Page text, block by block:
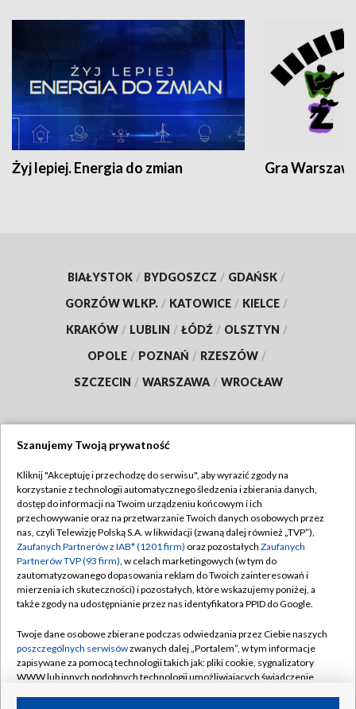
Żyj lepiej. Energia do zmian Gra
BIAŁYSTOK / BYDGOSZCZ / GDAŃSK /
GORZÓW WLKP. / KATOWICE / KIELCE /
KRAKÓW / LUBLIN / ŁÓDŹ / OLSZTYN /
OPOLE / POZNAŃ / RZESZÓW /
SZCZECIN / WARSZAWA / WROCŁAW
TVP
Abonament TVP
Emisja w TVP
Centrum informacji TVP
Naziemna Telewizja Cyfrowa
Rada Programowa
System NOS
Informacje o nadawcy
Regulamin TVP
Polityka prywatności
Moje zgody
Pomoc
Kontakt
Kanały
Szanujemy Twoją prywatność
Kliknij "Akceptuję i przechodzę do serwisu", aby wyrazić zgody na
korzystanie z technologii automatycznego śledzenia i zbierania danych,
dostęp do informacji na Twoim urządzeniu końcowym i ich
przechowywanie oraz na przetwarzanie Twoich danych osobowych przez
nas, czyli Telewizję Polską S.A. w likwidacji (zwaną dalej również „TVP”),
Zaufanych Partnerów z IAB* (1201 firm) oraz pozostałych Zaufanych
Partnerów TVP (93 firm), w celach marketingowych (w tym do
zautomatyzowanego dopasowania reklam do Twoich zainteresowań i
mierzenia ich skuteczności) i pozostałych, które wskazujemy poniżej, a
także zgody na udostępnianie przez nas identyfikatora PPID do Google.
Twoje dane osobowe zbierane podczas odwiedzania przez Ciebie naszych
poszczególnych serwisówzwanych dalej „Portalem”, w tym informacje
zapisywane za pomocą technologii takich jak: pliki cookie, sygnalizatory
WWW lub innych podobnych technologii umożliwiających świadczenie